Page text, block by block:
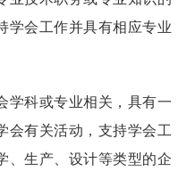
学会工作并具有相应专业
学科或专业相关，具有一
会有关活动，支持学会工
、生产、设计等类型的企